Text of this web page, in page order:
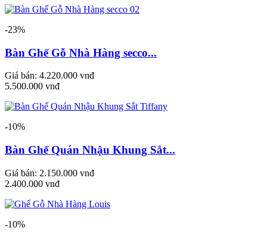
-23%
Bàn Ghế Gỗ Nhà Hàng secco...
Giá bán: 4.220.000 vnđ
5.500.000 vnđ
-10%
Bàn Ghế Quán Nhậu Khung Sắt...
Giá bán: 2.150.000 vnđ
2.400.000 vnđ
-10%